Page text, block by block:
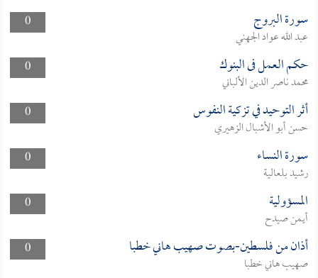
0 سورة البروج
عبد الله عواد الجهني
0
حكم العمل فى البنوك
محمد ناصر الدين الألباني
0
أثر التوحيد في تزكية النفوس
حسن أبو الأشبال الزهيري
0
سورة النساء
رشيد بلعالية
0
المسؤولية
أيمن صيدح
0
أذان من فلسطين-بصوت صهيب هاني خطبا
صهيب هاني خطبا